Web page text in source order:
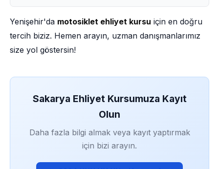
Yenişehir'da motosiklet ehliyet kursu için en doğru
tercih biziz. Hemen arayın, uzman danışmanlarımız
size yol göstersin!
Sakarya Ehliyet Kursumuza Kayıt
Olun
Daha fazla bilgi almak veya kayıt yaptırmak
için bizi arayın.